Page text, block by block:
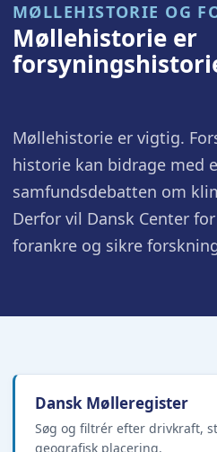
MØLLEHISTORIE OG
Møllehistorie er
Møllehistorie er vigtig.
historie kan bidrage med
samfundsdebatten om
Derfor vil Dansk Center
forankre og sikre
Dansk Mølleregister
Søg og filtrér efter drivkraft,
geografisk placering.